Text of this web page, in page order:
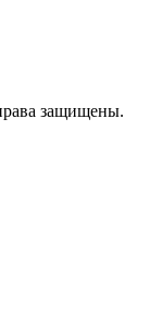
защищены.